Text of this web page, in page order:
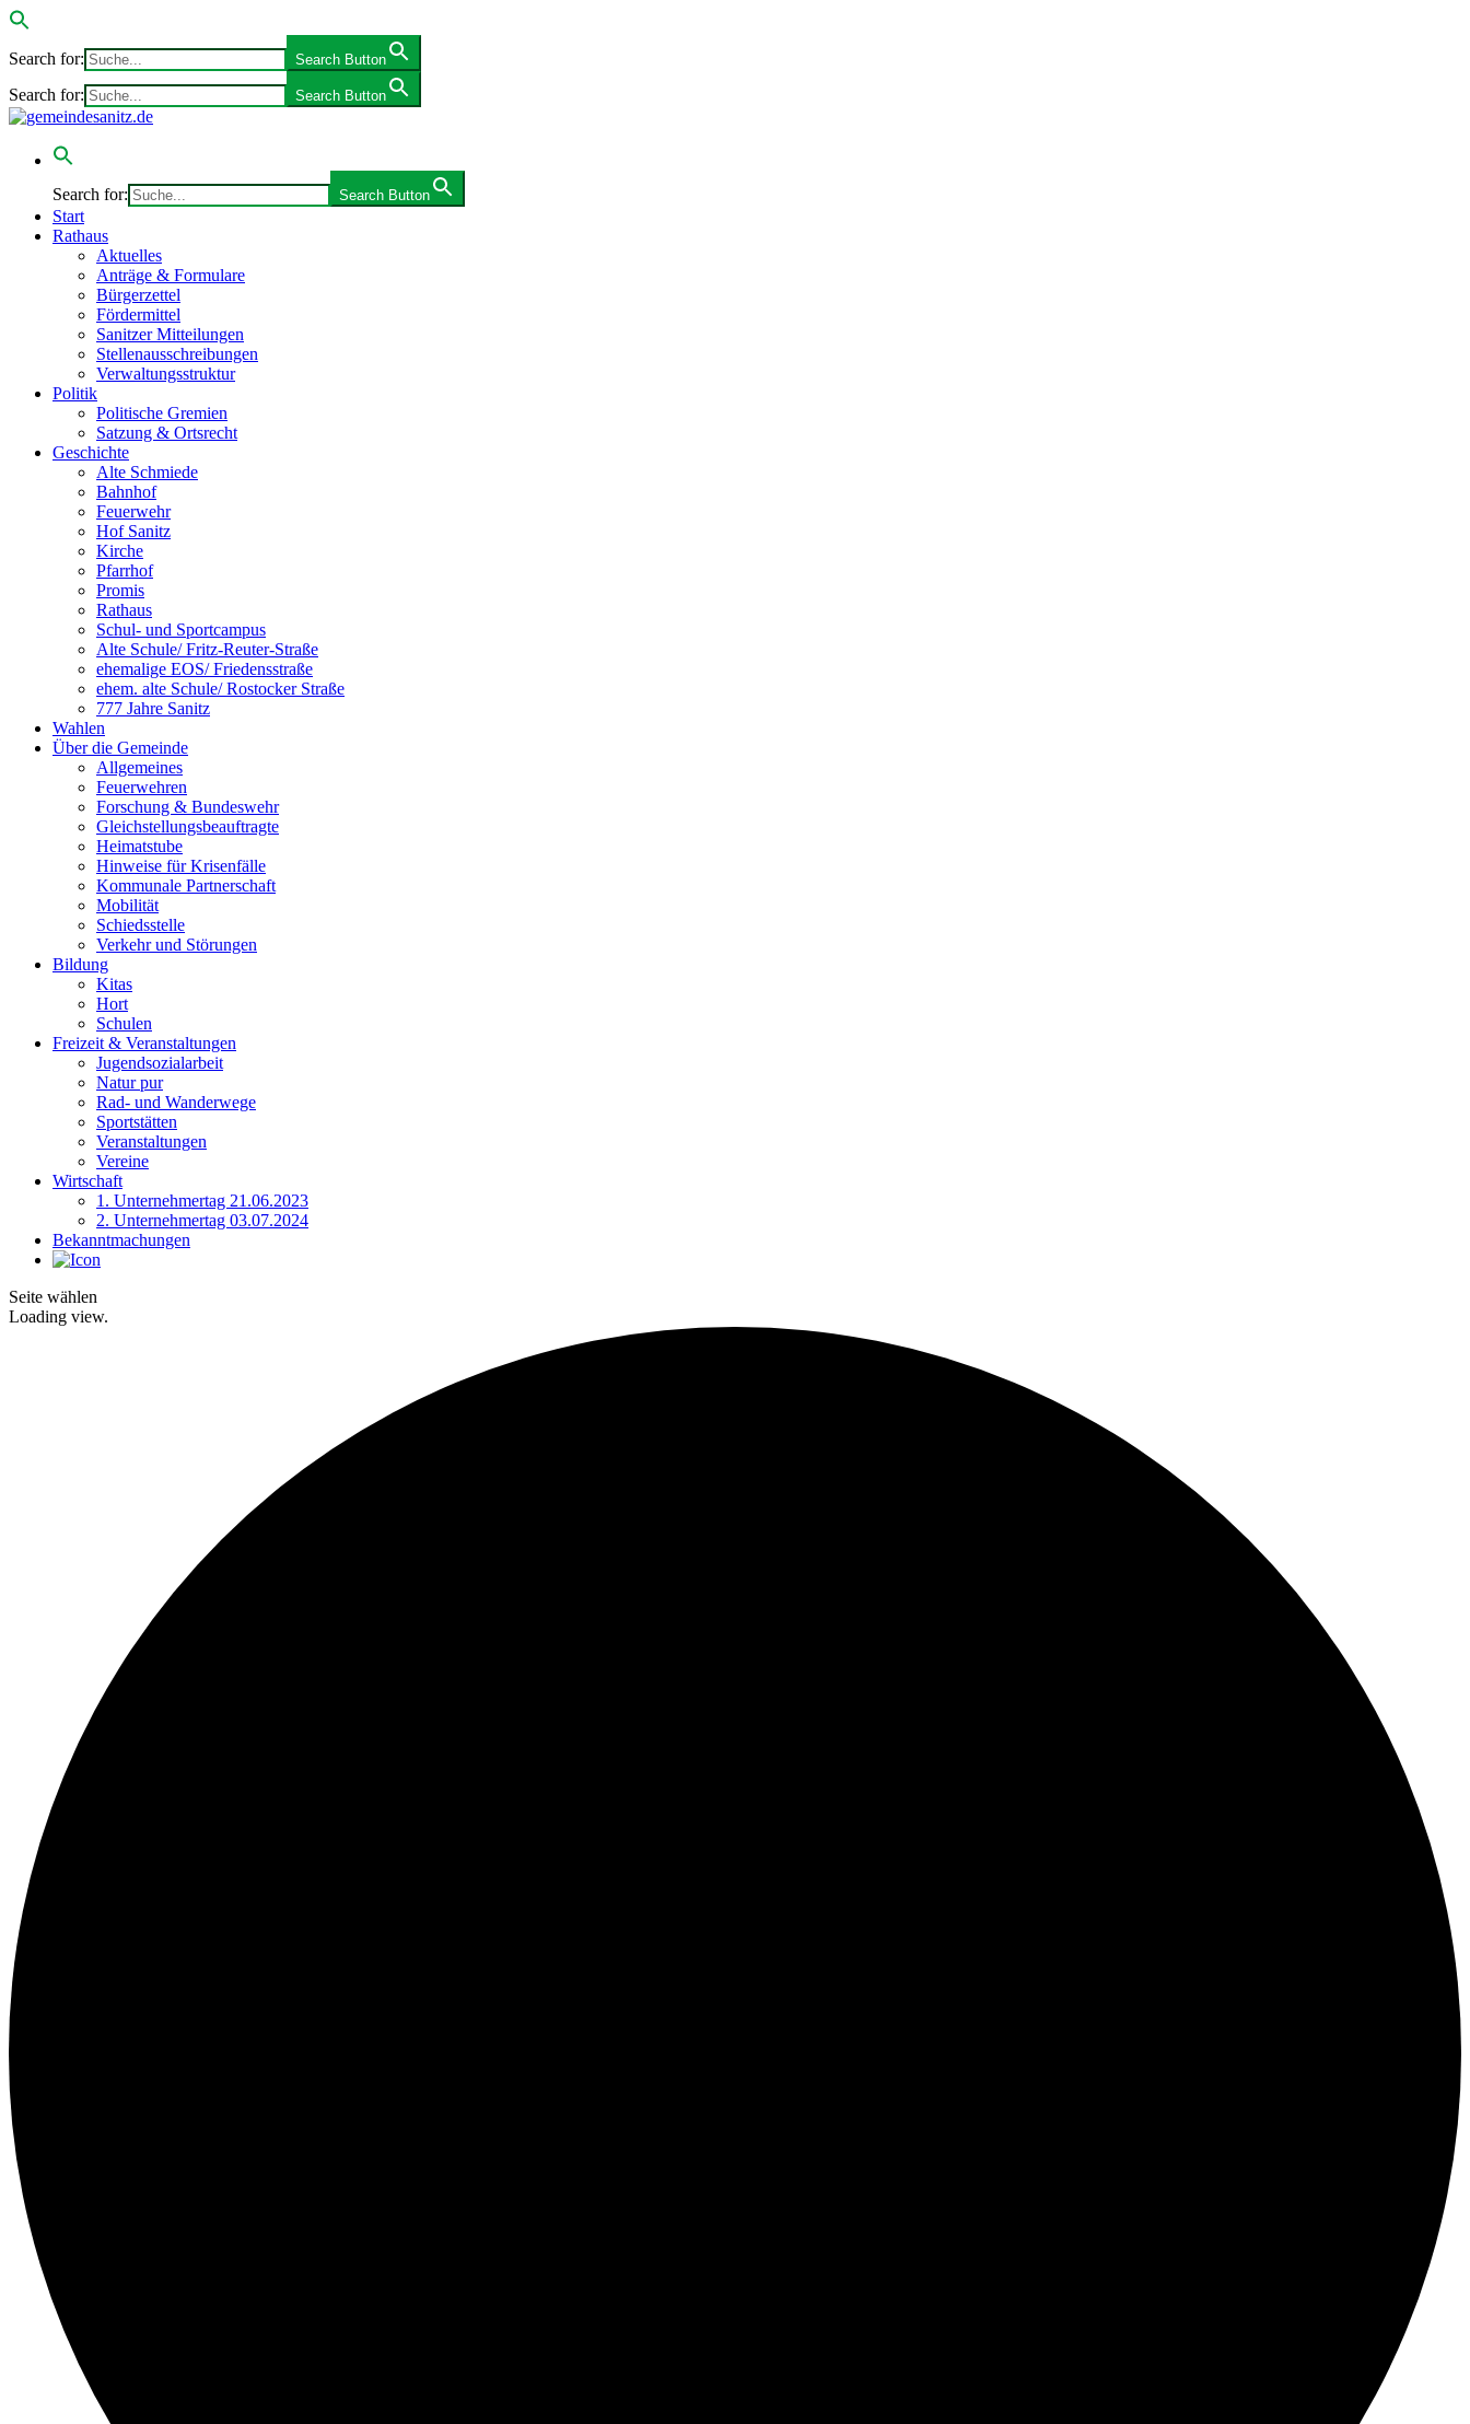
Search for: Search Button
Search for: Search Button
Search for: Search Button
Start
Rathaus
Aktuelles
Anträge & Formulare
Bürgerzettel
Fördermittel
Sanitzer Mitteilungen
Stellenausschreibungen
Verwaltungsstruktur
Politik
Politische Gremien
Satzung & Ortsrecht
Geschichte
Alte Schmiede
Bahnhof
Feuerwehr
Hof Sanitz
Kirche
Pfarrhof
Promis
Rathaus
Schul- und Sportcampus
Alte Schule/ Fritz-Reuter-Straße
ehemalige EOS/ Friedensstraße
ehem. alte Schule/ Rostocker Straße
777 Jahre Sanitz
Wahlen
Über die Gemeinde
Allgemeines
Feuerwehren
Forschung & Bundeswehr
Gleichstellungsbeauftragte
Heimatstube
Hinweise für Krisenfälle
Kommunale Partnerschaft
Mobilität
Schiedsstelle
Verkehr und Störungen
Bildung
Kitas
Hort
Schulen
Freizeit & Veranstaltungen
Jugendsozialarbeit
Natur pur
Rad- und Wanderwege
Sportstätten
Veranstaltungen
Vereine
Wirtschaft
1. Unternehmertag 21.06.2023
2. Unternehmertag 03.07.2024
Bekanntmachungen
Seite wählen
Loading view.